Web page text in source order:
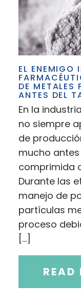
EL ENEMIGO
DE METALES
ANTES DEL
En la
no siempre
de
mucho
comprimida
Durante las
manejo de
partículas
proceso
[…]
READ